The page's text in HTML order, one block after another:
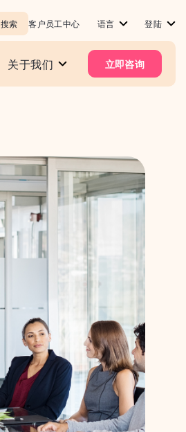
搜索 客户员工中心 语言 登陆
关于我们 立即咨询